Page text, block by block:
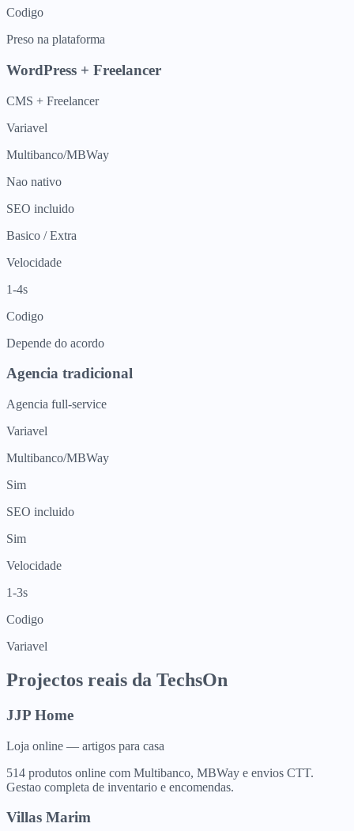
Codigo
Preso na plataforma
WordPress + Freelancer
CMS + Freelancer
Variavel
Multibanco/MBWay
Nao nativo
SEO incluido
Basico / Extra
Velocidade
1-4s
Codigo
Depende do acordo
Agencia tradicional
Agencia full-service
Variavel
Multibanco/MBWay
Sim
SEO incluido
Sim
Velocidade
1-3s
Codigo
Variavel
Projectos reais da TechsOn
JJP Home
Loja online — artigos para casa
514 produtos online com Multibanco, MBWay e envios CTT.
Gestao completa de inventario e encomendas.
Villas Marim